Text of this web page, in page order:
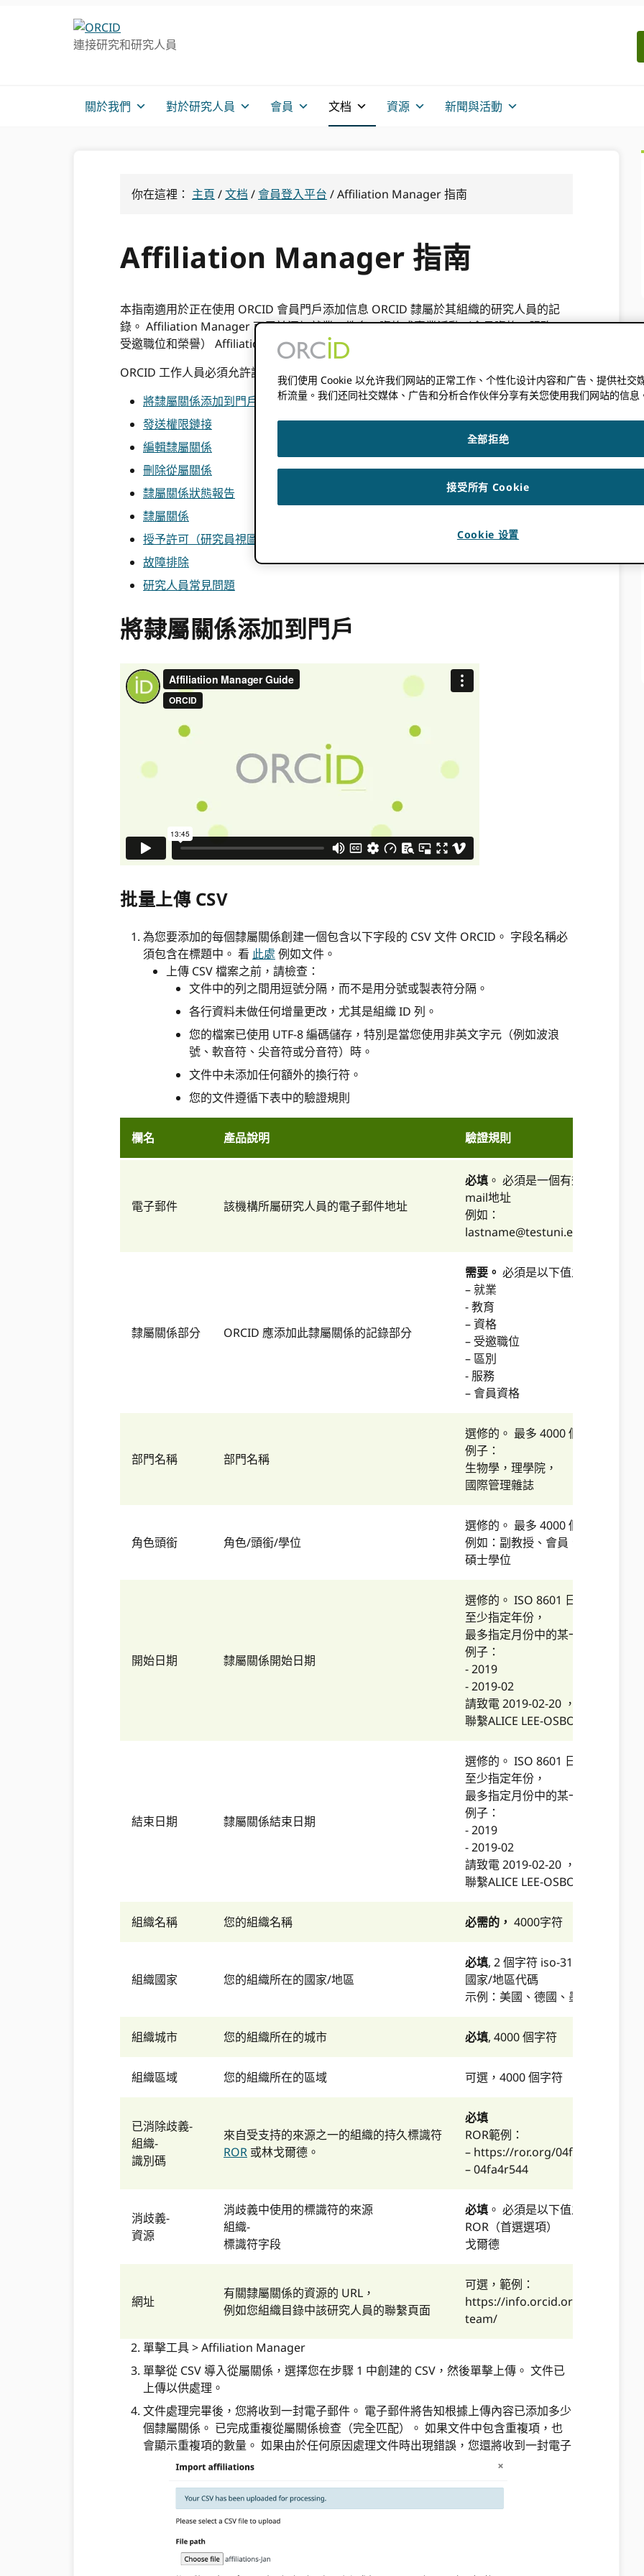
連接研究和研究人員
關於我們 對於研究人員 會員 文档 資源 新聞與活動
你在這裡： 主頁 /文档 /會員登入平台 /Affiliation Manager 指南
Affiliation Manager 指南
本指南適用於正在使用 ORCID 會員門戶添加信息 ORCID 隸屬於其組織的研究人員的記
錄。 Affiliation Manager 可用於添加就業、教育、資格或專業活動（會員資格、服務、
受邀職位和榮譽） Affiliation Manager 僅對財團成員可用。
ORCID 工作人員必須允許訪問該工具，所以請在此請求訪問權限。
將隸屬關係添加到門戶
發送權限鏈接
編輯隸屬關係
刪除從屬關係
隸屬關係狀態報告
隸屬關係
授予許可（研究員視圖）
故障排除
研究人員常見問題
將隸屬關係添加到門戶
批量上傳 CSV
為您要添加的每個隸屬關係創建一個包含以下字段的 CSV 文件 ORCID。 字段名稱必
須包含在標題中。 看 此處 例如文件。
上傳 CSV 檔案之前，請檢查：
文件中的列之間用逗號分隔，而不是用分號或製表符分隔。
各行資料未做任何增量更改，尤其是組織 ID 列。
您的檔案已使用 UTF-8 編碼儲存，特別是當您使用非英文字元（例如波浪
號、軟音符、尖音符或分音符）時。
文件中未添加任何額外的換行符。
您的文件遵循下表中的驗證規則
欄名 產品說明 驗證規則
電子郵件 該機構所屬研究人員的電子郵件地址
必填 。 必須是一個有效的E-
mail地址
例如：
lastname@testuni.edu
隸屬關係部分 ORCID 應添加此隸屬關係的記錄部分
需要。 必須是以下值之一：
– 就業
- 教育
– 資格
– 受邀職位
– 區別
- 服務
– 會員資格
部門名稱 部門名稱
選修的。 最多 4000 個字符。
例子：
生物學，理學院，
國際管理雜誌
角色頭銜 角色/頭銜/學位
選修的。 最多 4000 個字符。
例如：副教授、會員、
碩士學位
開始日期 隸屬關係開始日期
選修的。 ISO 8601 日期，
至少指定年份，
最多指定月份中的某一天。
例子：
- 2019
- 2019-02
請致電 2019-02-20 ，
聯繫ALICE LEE-OSBORNE
結束日期 隸屬關係結束日期
選修的。 ISO 8601 日期，
至少指定年份，
最多指定月份中的某一天。
例子：
- 2019
- 2019-02
請致電 2019-02-20 ，
聯繫ALICE LEE-OSBORNE
組織名稱 您的組織名稱 必需的， 4000字符
組織國家 您的組織所在的國家/地區
必填, 2 個字符 iso-3166-
國家/地區代碼
示例：美國、德國、墨西哥
組織城市 您的組織所在的城市 必填, 4000 個字符
組織區域 您的組織所在的區域 可選，4000 個字符
已消除歧義-
組織-
識別碼
來自受支持的來源之一的組織的持久標識符
ROR 或林戈爾德。
必填
ROR範例：
– https://ror.org/04fa4r544
– 04fa4r544
消歧義-
資源
消歧義中使用的標識符的來源
組織-
標識符字段
必填 。 必須是以下值之一：
ROR（首選選項）
戈爾德
網址
有關隸屬關係的資源的 URL，
例如您組織目錄中該研究人員的聯繫頁面
可選，範例：
https://info.orcid.org/orcid-
team/
單擊工具 > Affiliation Manager
單擊從 CSV 導入從屬關係，選擇您在步驟 1 中創建的 CSV，然後單擊上傳。 文件已
上傳以供處理。
文件處理完畢後，您將收到一封電子郵件。 電子郵件將告知根據上傳內容已添加多少
個隸屬關係。 已完成重複從屬關係檢查（完全匹配）。 如果文件中包含重複項，也
會顯示重複項的數量。 如果由於任何原因處理文件時出現錯誤，您還將收到一封電子
我们使用 Cookie 以允许我们网站的正常工作、个性化设计内容和广告、提供社交
析流量。我们还同社交媒体、广告和分析合作伙伴分享有关您使用我们网站的信息
全部拒绝
接受所有 Cookie
Cookie 设置